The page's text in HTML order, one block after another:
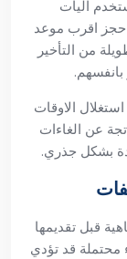
اليات
حجز اقرب موعد
من التأخير
الاوقات
عن الغاءات
بشكل جذري.
قبل تقديمها
محتملة قد تؤدي